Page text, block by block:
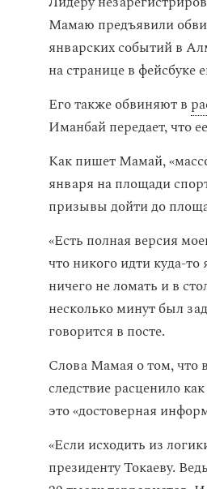
Мамаю предъявили
январских событий в
на странице в
Его также обвиняют в
Иманбай передает, что
Как пишет Мамай,
января на площади
призывы дойти до
«Есть полная версия
что никого идти куда-
ничего не ломать и в
несколько минут был
говорится в посте.
Слова Мамая о том, что
следствие расценило
это «достоверная
«Если исходить из
президенту Токаеву.